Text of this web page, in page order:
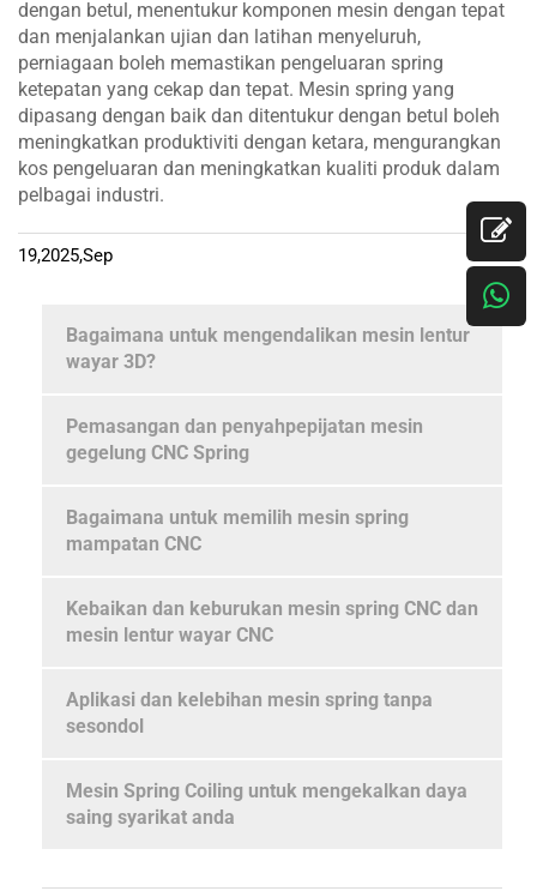
dengan betul, menentukur komponen mesin dengan tepat
dan menjalankan ujian dan latihan menyeluruh,
perniagaan boleh memastikan pengeluaran spring
ketepatan yang cekap dan tepat. Mesin spring yang
dipasang dengan baik dan ditentukur dengan betul boleh
meningkatkan produktiviti dengan ketara, mengurangkan
kos pengeluaran dan meningkatkan kualiti produk dalam
pelbagai industri.
19,2025,Sep
Bagaimana untuk mengendalikan mesin lentur
wayar 3D?
Pemasangan dan penyahpepijatan mesin
gegelung CNC Spring
Bagaimana untuk memilih mesin spring
mampatan CNC
Kebaikan dan keburukan mesin spring CNC dan
mesin lentur wayar CNC
Aplikasi dan kelebihan mesin spring tanpa
sesondol
Mesin Spring Coiling untuk mengekalkan daya
saing syarikat anda